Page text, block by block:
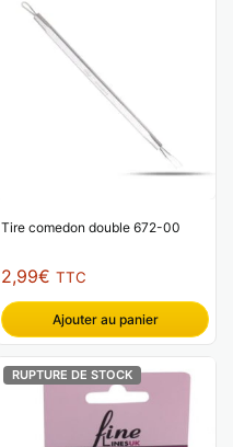
Tire comedon double 672-00
2,99€ TTC
Ajouter au panier
RUPTURE DE STOCK